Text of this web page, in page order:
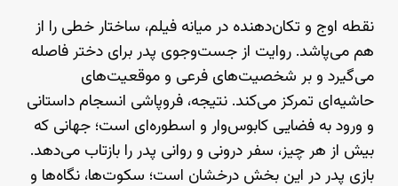
نقطه‌ اوج و تکان‌دهنده در میانه‌ فیلم، ساختار خطی را از
هم می‌پاشد. روایت از جست‌وجوی پدر برای دختر فاصله
می‌گیرد و بر شخصیت‌های فرعی و موقعیت‌های
حاشیه‌ای تمرکز می‌کند. نتیجه، فروپاشی انسجام داستانی
و ورود به فضایی کابوس‌وار و اسطوره‌ای است؛ جهانی که
بیش از هر چیز، سفر درونی و روانی پدر را بازتاب می‌دهد.
بازی پدر در این بخش درخشان است؛ سکوت‌ها، نگاه‌ها و